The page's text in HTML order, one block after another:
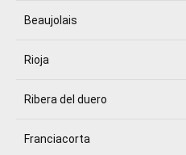
Beaujolais
Rioja
Ribera del duero
Franciacorta